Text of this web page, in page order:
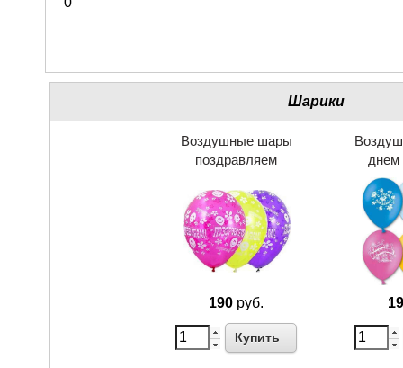
Шарики
Воздушные шары
поздравляем
190 руб.
Купить
днем